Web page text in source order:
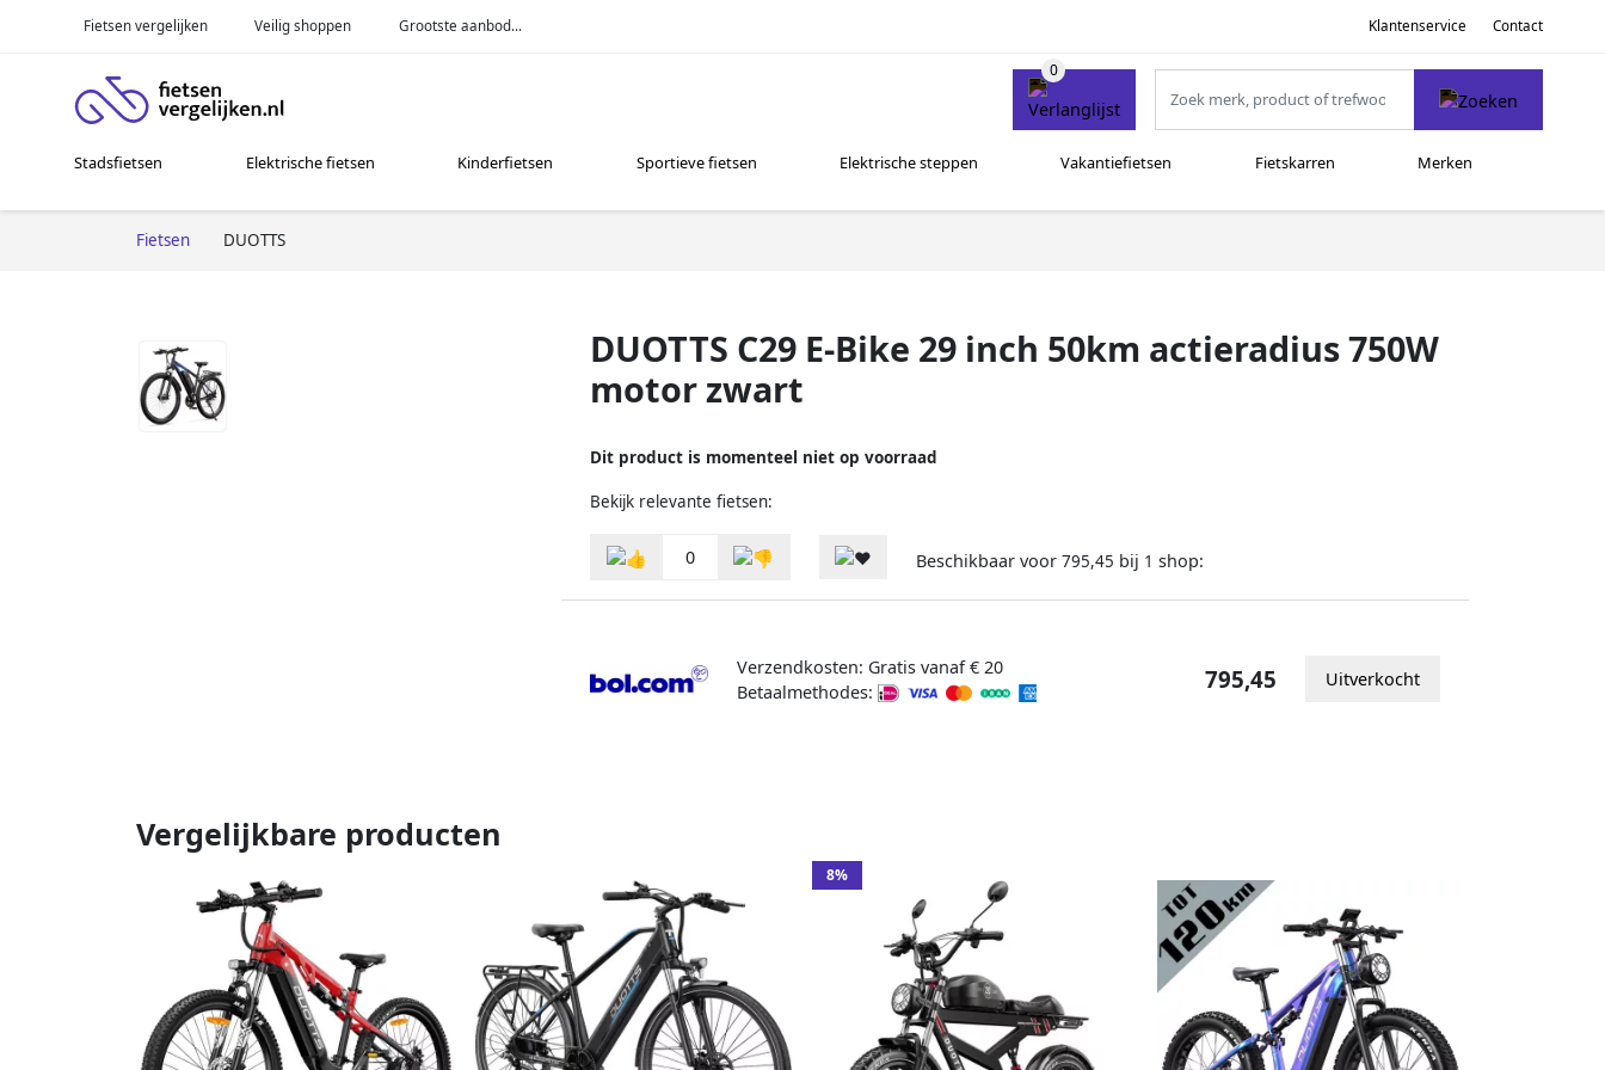
Fietsen vergelijken Veilig shoppen Grootste aanbod... Klantenservice Contact
Stadsfietsen Elektrische fietsen Kinderfietsen Sportieve fietsen Elektrische steppen Vakantiefietsen Fietskarren Merken
Fietsen DUOTTS
DUOTTS C29 E-Bike 29 inch 50km actieradius 750W
motor zwart
Dit product is momenteel niet op voorraad
Bekijk relevante fietsen:
0 Beschikbaar voor 795,45 bij 1 shop:
Verzendkosten: Gratis vanaf € 20
Betaalmethodes:
795,45 Uitverkocht
Vergelijkbare producten
8%